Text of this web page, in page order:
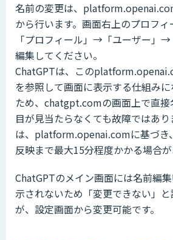
名前の変更は、
から行います。画面右上のプロフィ
「プロフィール」→「ユーザー」
編集してください。
ChatGPTは、この
を参照して画面に表示する仕組み
ため、chatgpt.comの画面上で直接
目が見当たらなくても故障ではあ
は、platform.openai.comに基づき
反映まで最大15分程度かかる場合が
ChatGPTのメイン画面には名前編
示されないため「変更できない」
が、設定画面から変更可能です。